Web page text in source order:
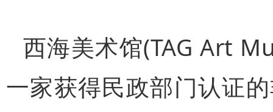
西海美术馆(TAG Art
一家获得民政部门认证